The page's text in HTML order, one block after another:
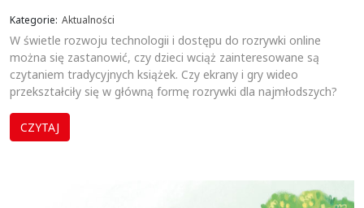
Kategorie: Aktualności
W świetle rozwoju technologii i dostępu do rozrywki online
można się zastanowić, czy dzieci wciąż zainteresowane są
czytaniem tradycyjnych książek. Czy ekrany i gry wideo
przekształciły się w główną formę rozrywki dla najmłodszych?
CZYTAJ